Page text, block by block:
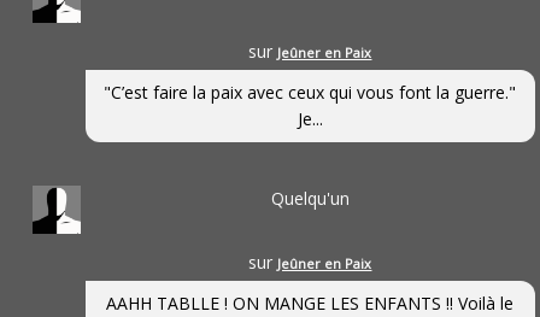
sur Jeûner en Paix
"C’est faire la paix avec ceux qui vous font la guerre."
Je...
Quelqu'un
sur Jeûner en Paix
AAHH TABLLE ! ON MANGE LES ENFANTS !! Voilà le